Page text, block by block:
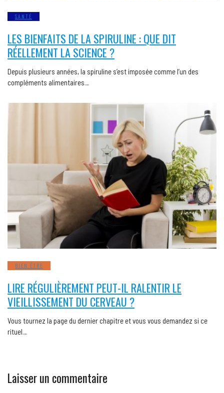
SANTÉ
LES BIENFAITS DE LA SPIRULINE : QUE DIT
RÉELLEMENT LA SCIENCE ?
Depuis plusieurs années, la spiruline s’est imposée comme l’un des
compléments alimentaires…
BIEN ÊTRE
LIRE RÉGULIÈREMENT PEUT-IL RALENTIR LE
VIEILLISSEMENT DU CERVEAU ?
Vous tournez la page du dernier chapitre et vous vous demandez si ce
rituel…
Laisser un commentaire